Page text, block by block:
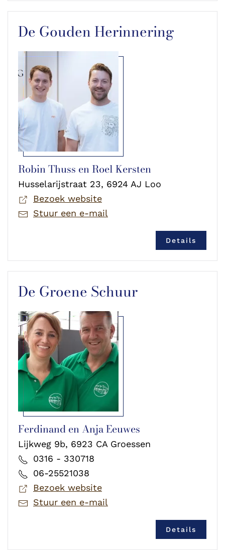
De Gouden Herinnering
Robin Thuss en Roel Kersten
Husselarijstraat 23, 6924 AJ Loo
Bezoek website
Stuur een e-mail
Details
De Groene Schuur
Ferdinand en Anja Eeuwes
Lijkweg 9b, 6923 CA Groessen
0316 - 330718
06-25521038
Bezoek website
Stuur een e-mail
Details